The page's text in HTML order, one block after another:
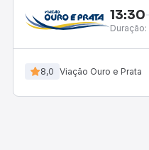
13:30
Duração:
8,0 Viação Ouro e Prata